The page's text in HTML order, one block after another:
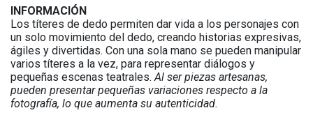
INFORMACIÓN
Los títeres de dedo permiten dar vida a los personajes con
un solo movimiento del dedo, creando historias expresivas,
ágiles y divertidas. Con una sola mano se pueden manipular
varios títeres a la vez, para representar diálogos y
pequeñas escenas teatrales.Al ser piezas artesanas,
pueden presentar pequeñas variaciones respecto a la
fotografía, lo que aumenta su autenticidad.